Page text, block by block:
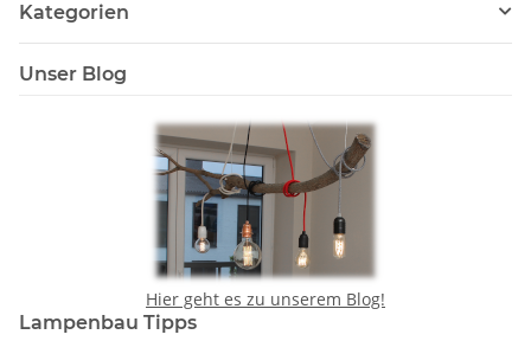
Kategorien
Unser Blog
Hier geht es zu unserem Blog!
Lampenbau Tipps